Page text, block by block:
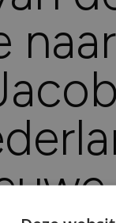
je voor jouw